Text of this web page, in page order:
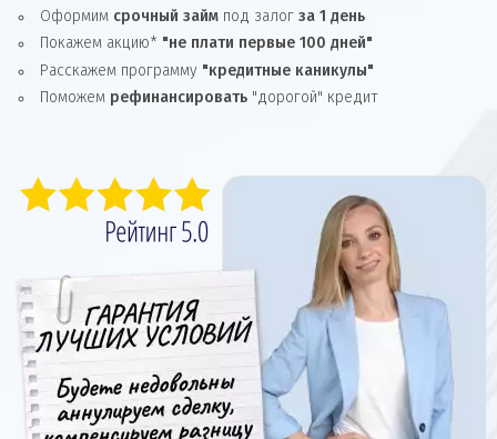
Оформим срочный займ под залог за 1 день
Покажем акцию* "не плати первые 100 дней"
Расскажем программу "кредитные каникулы"
Поможем рефинансировать "дорогой" кредит